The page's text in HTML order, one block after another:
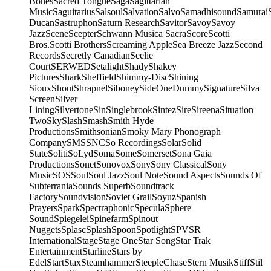
MusicSaguitariusSalsoulSalvationSalvoSamadhisoundSamurai
DucanSastruphonSaturn ResearchSavitorSavoySavoy
JazzSceneScepterSchwann Musica SacraScoreScotti
Bros.Scotti BrothersScreaming AppleSea Breeze JazzSecond
RecordsSecretly CanadianSeelie
CourtSERWEDSetalightShadyShakey
PicturesSharkSheffieldShimmy-DiscShining
SiouxShoutShrapnelSiboneySideOneDummySignatureSilva
ScreenSilver
LiningSilvertoneSinSinglebrookSintezSireSireenaSituation
TwoSkySlashSmashSmith Hyde
ProductionsSmithsonianSmoky Mary Phonograph
CompanySMSSNCSo RecordingsSolarSolid
StateSolitiSoLydSomaSomeSomersetSona Gaia
ProductionsSonetSonovoxSonySony ClassicalSony
MusicSOSSoulSoul JazzSoul NoteSound AspectsSounds Of
SubterraniaSounds SuperbSoundtrack
FactorySoundvisionSoviet GrailSoyuzSpanish
PrayersSparkSpectraphonicSpeculaSphere
SoundSpiegeleiSpinefarmSpinout
NuggetsSplascSplashSpoonSpotlightSPVSR
InternationalStageStage OneStar SongStar Trak
EntertainmentStarlineStars by
EdelStartStaxSteamhammerSteepleChaseStern MusikStiffStil